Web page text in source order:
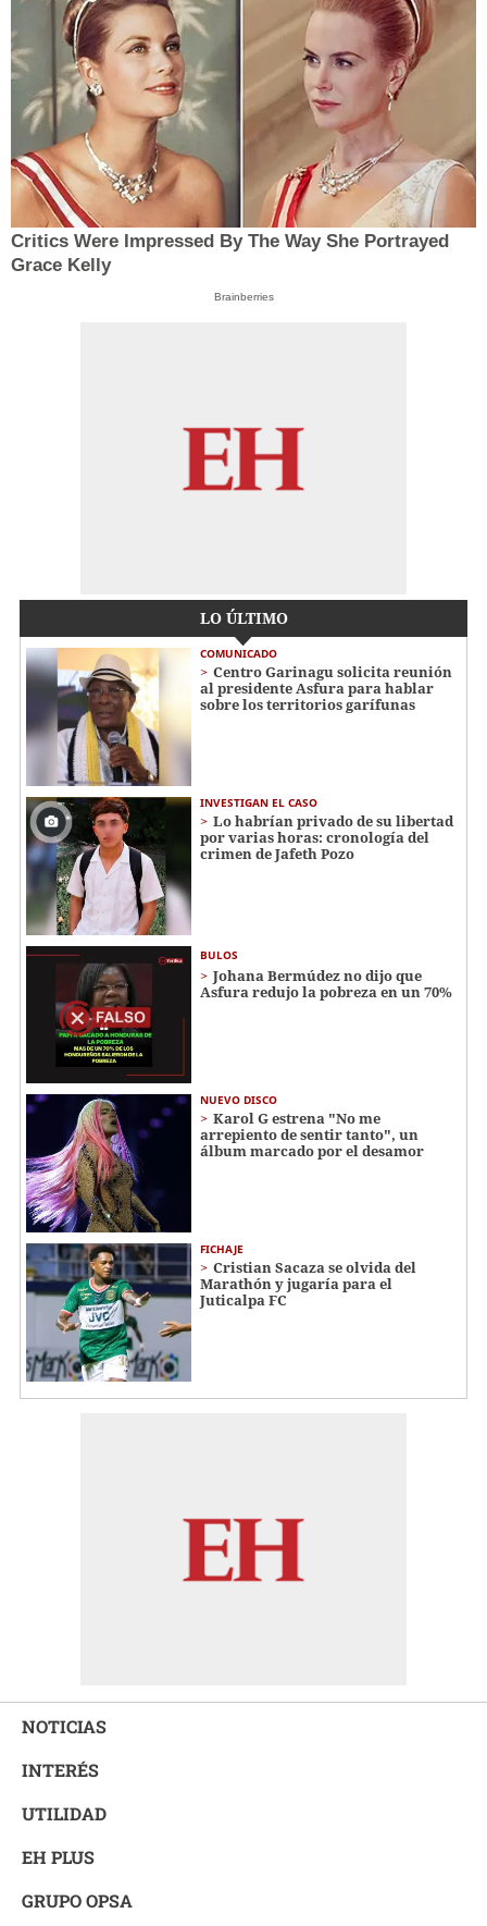
Critics Were Impressed By The Way She Portrayed
Grace Kelly
Brainberries
LO ÚLTIMO
COMUNICADO
Centro Garinagu solicita reunión
al presidente Asfura para hablar
sobre los territorios garífunas
INVESTIGAN EL CASO
Lo habrían privado de su libertad
por varias horas: cronología del
crimen de Jafeth Pozo
BULOS
Johana Bermúdez no dijo que
Asfura redujo la pobreza en un 70%
NUEVO DISCO
Karol G estrena "No me
arrepiento de sentir tanto", un
álbum marcado por el desamor
FICHAJE
Cristian Sacaza se olvida del
Marathón y jugaría para el
Juticalpa FC
NOTICIAS
INTERÉS
UTILIDAD
EH PLUS
GRUPO OPSA